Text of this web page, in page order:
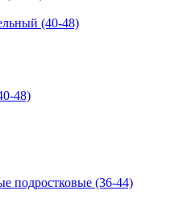
(40-48)
48)